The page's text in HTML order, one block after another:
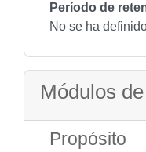
Período de
No se ha
Módulos
Propósito